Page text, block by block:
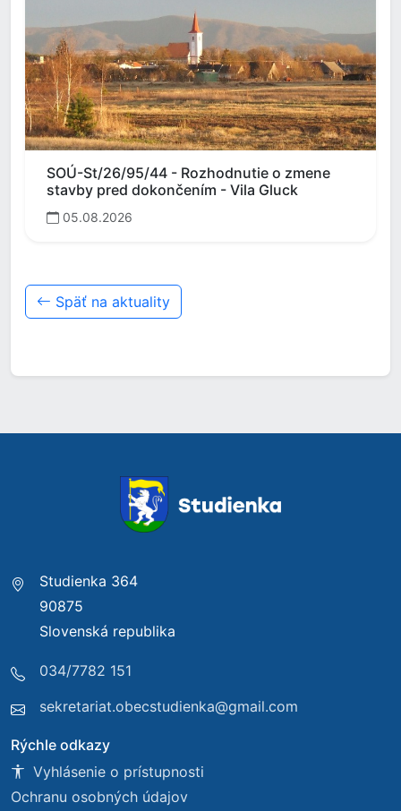
SOÚ-St/26/95/44 - Rozhodnutie o zmene
stavby pred dokončením - Vila Gluck
05.08.2026
Späť na aktuality
Studienka 364
90875
Slovenská republika
034/7782 151
sekretariat.obecstudienka@gmail.com
Rýchle odkazy
Vyhlásenie o prístupnosti
Ochranu osobných údajov